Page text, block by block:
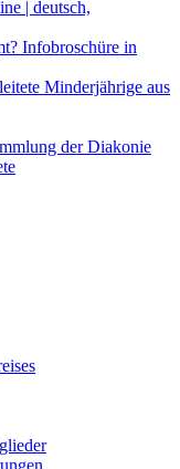
| deutsch,
Infobroschüre in
Minderjährige aus
der Diakonie